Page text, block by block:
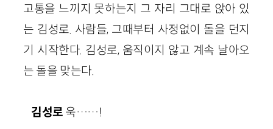
고통을 느끼지 못하는지 그 자리 그대로 앉아 있
는 김성로. 사람들, 그때부터 사정없이 돌을 던지
기 시작한다. 김성로, 움직이지 않고 계속 날아오
는 돌을 맞는다.
김성로 욱……!